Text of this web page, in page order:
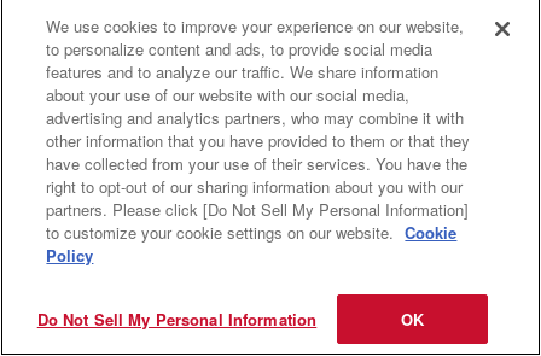
ス）」提言への賛同を表明
東京オリンピック開催
2022 令和4
画像処理とエッジAIを融合した、画像認識ソリュ
ーション「iXAM Visionシリーズ」誕生
トラックやバス、建設機械向けのHead-Up
We use cookies to improve your experience on our website,
to personalize content and ads, to provide social media
features and to analyze our traffic. We share information
about your use of our website with our social media,
advertising and analytics partners, who may combine it with
other information that you have provided to them or that they
have collected from your use of their services. You have the
right to opt-out of our sharing information about you with our
partners. Please click [Do Not Sell My Personal Information]
to customize your cookie settings on our website. Cookie
Policy
Do Not Sell My Personal Information OK